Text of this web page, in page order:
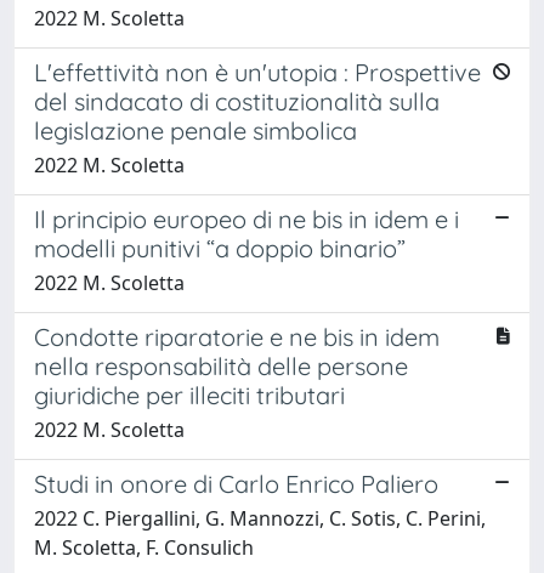
2022 M. Scoletta
L'effettività non è un'utopia : Prospettive
del sindacato di costituzionalità sulla
legislazione penale simbolica
2022 M. Scoletta
Il principio europeo di ne bis in idem e i
modelli punitivi “a doppio binario”
2022 M. Scoletta
Condotte riparatorie e ne bis in idem
nella responsabilità delle persone
giuridiche per illeciti tributari
2022 M. Scoletta
Studi in onore di Carlo Enrico Paliero
2022 C. Piergallini, G. Mannozzi, C. Sotis, C. Perini,
M. Scoletta, F. Consulich